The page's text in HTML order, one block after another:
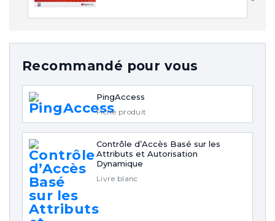
Recommandé pour vous
PingAccess
Fiche produit
Contrôle d’Accès Basé sur les
Attributs et Autorisation
Dynamique
Livre blanc